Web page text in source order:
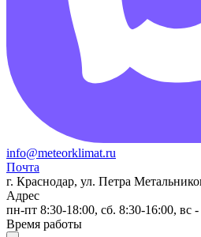
info@meteorklimat.ru
Почта
г. Краснодар, ул. Петра
Адрес
пн-пт 8:30-18:00, сб. 8:30-16:00, вс
Время работы